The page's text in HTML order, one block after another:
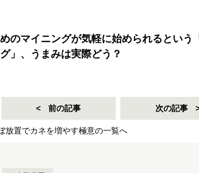
のマイニングが気軽に始められるという
」、うまみは実際どう？
前の記事 次の記事
放置でカネを増やす極意の一覧へ